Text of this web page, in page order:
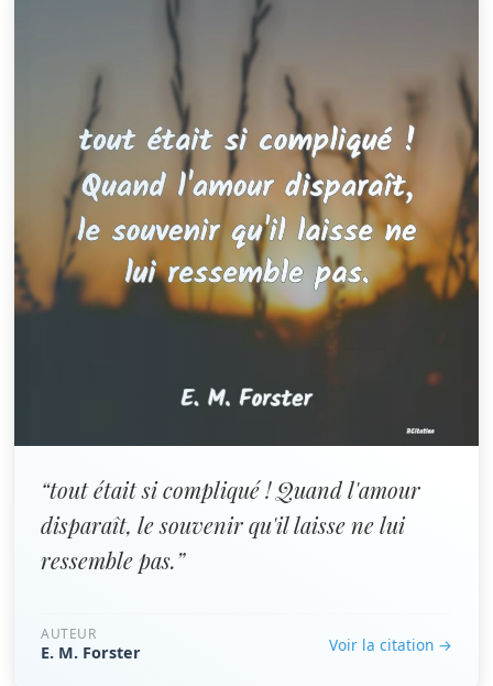
“tout était si compliqué ! Quand l'amour
disparaît, le souvenir qu'il laisse ne lui
ressemble pas.”
AUTEUR
E. M. Forster Voir la citation →